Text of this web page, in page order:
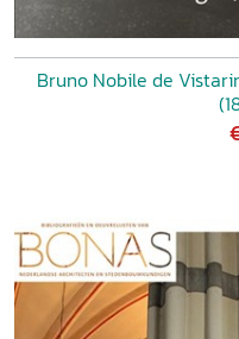
Bruno Nobile de